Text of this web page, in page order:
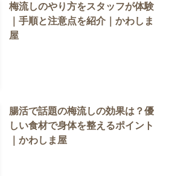
梅流しのやり方をスタッフが体験
｜手順と注意点を紹介｜かわしま
屋
腸活で話題の梅流しの効果は？優
しい食材で身体を整えるポイント
｜かわしま屋